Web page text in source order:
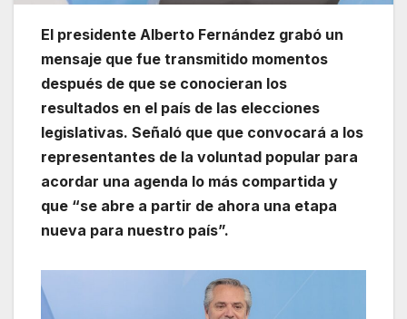
El presidente Alberto Fernández grabó un
mensaje que fue transmitido momentos
después de que se conocieran los
resultados en el país de las elecciones
legislativas. Señaló que que convocará a los
representantes de la voluntad popular para
acordar una agenda lo más compartida y
que “se abre a partir de ahora una etapa
nueva para nuestro país”.